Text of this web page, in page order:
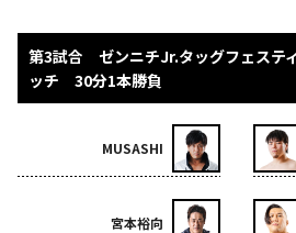
第3試合 ゼンニチJr.タッグフェステ
ッチ 30分1本勝負
MUSASHI
宮本裕向